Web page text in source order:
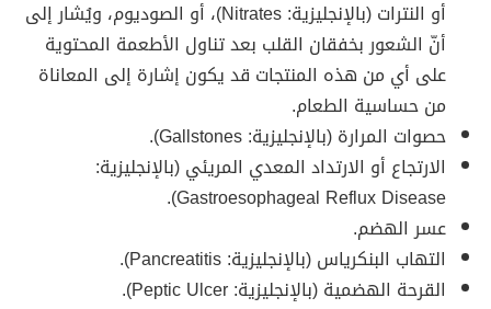
أو النترات (بالإنجليزية: Nitrates)، أو الصوديوم، ويُشار إلى
أنّ الشعور بخفقان القلب بعد تناول الأطعمة المحتوية
على أي من هذه المنتجات قد يكون إشارة إلى المعاناة
من حساسية الطعام.
حصوات المرارة (بالإنجليزية: Gallstones).
الارتجاع أو الارتداد المعدي المريئي (بالإنجليزية:
Gastroesophageal Reflux Disease).
عسر الهضم.
التهاب البنكرياس (بالإنجليزية: Pancreatitis).
القرحة الهضمية (بالإنجليزية: Peptic Ulcer).